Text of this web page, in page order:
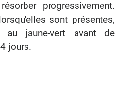
progressivement.
sont présentes,
jaune-vert avant de
jours.